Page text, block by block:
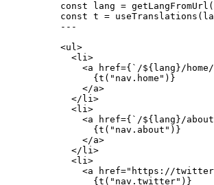
const
lang = getLangFromUrl
const t = useTranslations
---
<ul>
<li>
<a href={ ` /${ lang }/home/
{ t ( " nav.home " ) }
</a>
</ li>
<li>
<a href={ ` /${ lang }/
{ t ( " nav.about " ) }
</a>
</ li>
<li>
<a href=" https://
{ t ( " nav.twitter" ) }